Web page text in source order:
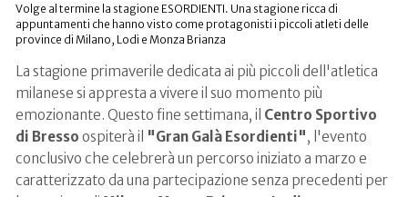
Volge al termine la stagione ESORDIENTI. Una stagione ricca di
appuntamenti che hanno visto come protagonisti i piccoli atleti delle
province di Milano, Lodi e Monza Brianza
La stagione primaverile dedicata ai più piccoli dell'atletica
milanese si appresta a vivere il suo momento più
emozionante. Questo fine settimana, il Centro Sportivo
di Bresso ospiterà il "Gran Galà Esordienti", l'evento
conclusivo che celebrerà un percorso iniziato a marzo e
caratterizzato da una partecipazione senza precedenti per